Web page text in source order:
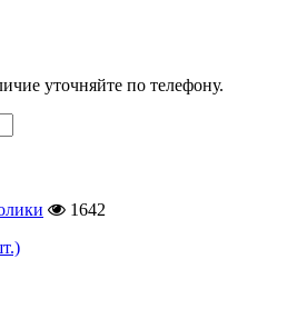
уточняйте по телефону.
1642